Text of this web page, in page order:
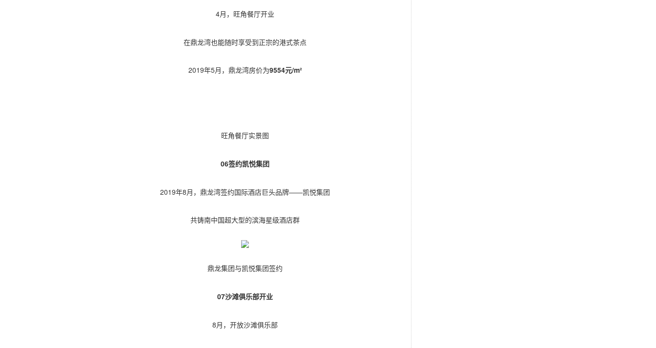
4月，旺角餐厅开业
在鼎龙湾也能随时享受到正宗的港式茶点
2019年5月，鼎龙湾房价为9554元/m²
旺角餐厅实景图
06签约凯悦集团
2019年8月，鼎龙湾签约国际酒店巨头品牌——凯悦集团
共铸南中国超大型的滨海星级酒店群
鼎龙集团与凯悦集团签约
07沙滩俱乐部开业
8月，开放沙滩俱乐部